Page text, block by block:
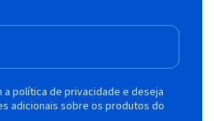
a política de privacidade e deseja
adicionais sobre os produtos do